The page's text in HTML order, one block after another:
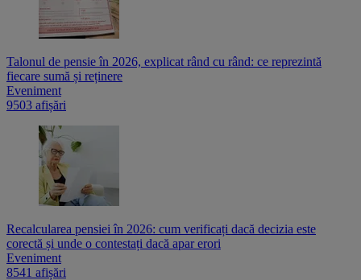
Talonul de pensie în 2026, explicat rând cu rând: ce reprezintă
fiecare sumă și reținere
Eveniment
9503 afișări
Recalcularea pensiei în 2026: cum verificați dacă decizia este
corectă și unde o contestați dacă apar erori
Eveniment
8541 afișări